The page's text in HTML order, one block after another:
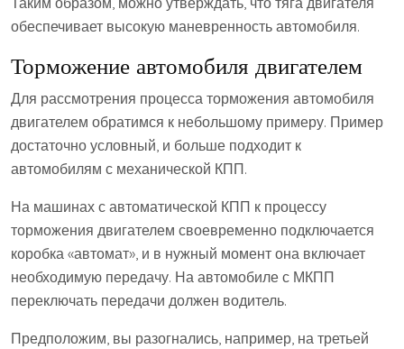
обеспечивает высокую маневренность автомобиля.
Торможение автомобиля двигателем
Для рассмотрения процесса торможения автомобиля
двигателем обратимся к небольшому примеру. Пример
достаточно условный, и больше подходит к
автомобилям с механической КПП.
На машинах с автоматической КПП к процессу
торможения двигателем своевременно подключается
коробка «автомат», и в нужный момент она включает
необходимую передачу. На автомобиле с МКПП
переключать передачи должен водитель.
Предположим, вы разогнались, например, на третьей